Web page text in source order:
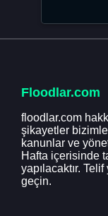
Floodlar.com
floodlar.com
şikayetler
kanunlar ve
Hafta içerisinde
yapılacaktır.
geçin.